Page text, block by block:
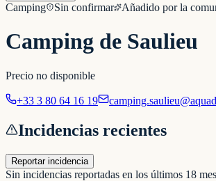
Camping Sin confirmar Añadido por la
Camping de Saulieu
Precio no disponible
+33 3 80 64 16 19
Incidencias recientes
Reportar incidencia
Sin incidencias reportadas en los últimos 18